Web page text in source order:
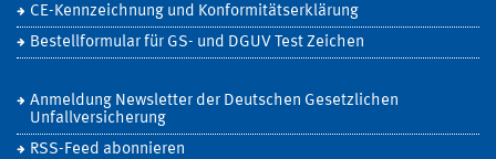
CE-Kennzeichnung und Konformitätserklärung
Bestellformular für GS- und DGUV Test Zeichen
Anmeldung Newsletter der Deutschen Gesetzlichen
Unfallversicherung
RSS-Feed abonnieren